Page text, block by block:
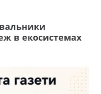
в екосистемах